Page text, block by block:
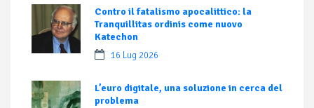
Contro il fatalismo apocalittico: la
Tranquillitas ordinis come nuovo
Katechon
16 Lug 2026
L’euro digitale, una soluzione in cerca del
problema